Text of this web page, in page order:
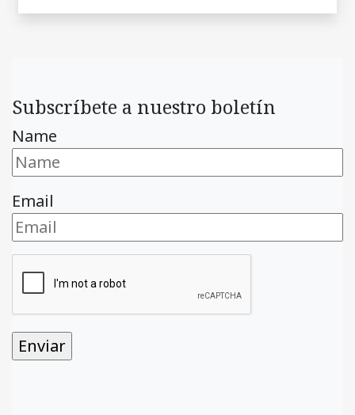
Subscríbete a nuestro boletín
Name
Email